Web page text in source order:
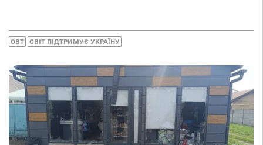
ОВТ СВІТ ПІДТРИМУЄ УКРАЇНУ